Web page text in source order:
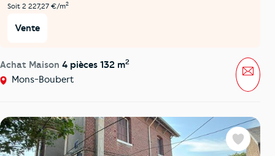
Soit 2 227,27 €/m2
Vente
Achat Maison 4 pièces 132 m2
Mons-Boubert
Favoris